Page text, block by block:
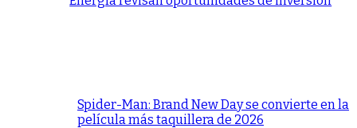
Spider-Man: Brand New Day se convierte en la
película más taquillera de 2026